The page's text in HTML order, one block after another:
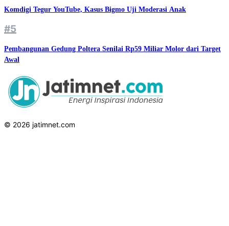
Komdigi Tegur YouTube, Kasus Bigmo Uji Moderasi Anak
#5
Pembangunan Gedung Poltera Senilai Rp59 Miliar Molor dari Target
Awal
© 2026 jatimnet.com